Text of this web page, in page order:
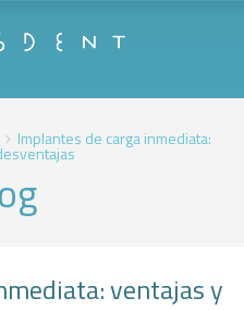
Implantes de carga inmediata:
ventajas y